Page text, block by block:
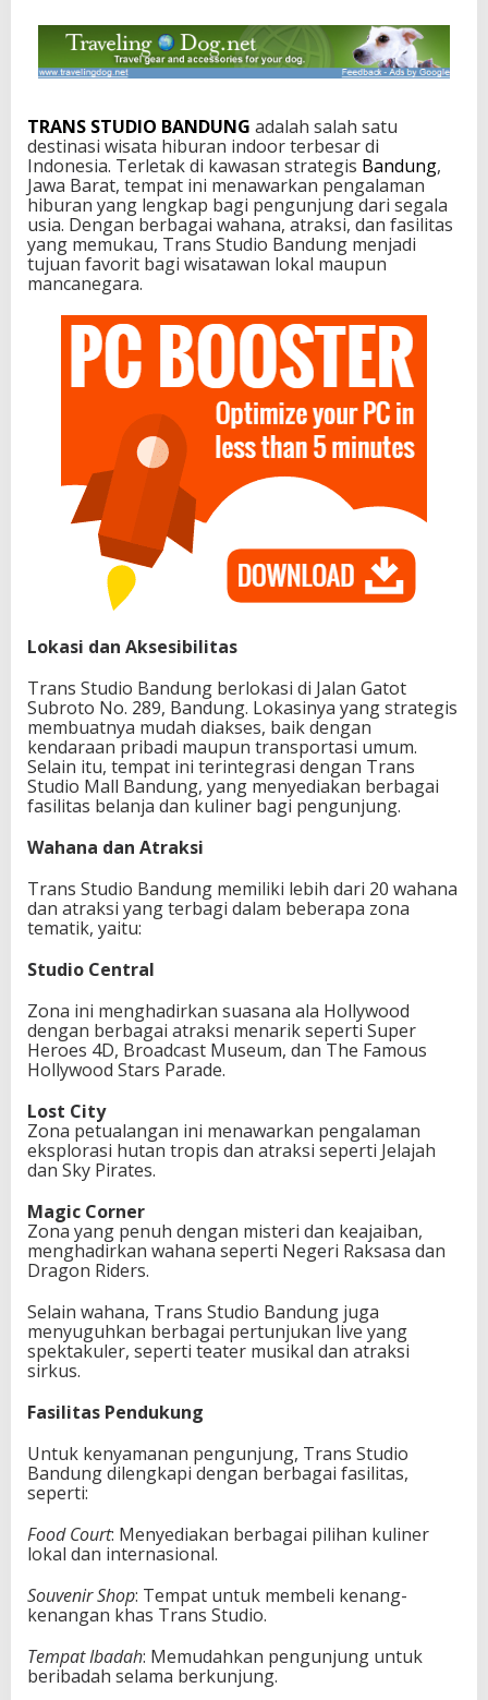
TRANS STUDIO BANDUNG adalah salah satu
destinasi wisata hiburan indoor terbesar di
Indonesia. Terletak di kawasan strategis Bandung,
Jawa Barat, tempat ini menawarkan pengalaman
hiburan yang lengkap bagi pengunjung dari segala
usia. Dengan berbagai wahana, atraksi, dan fasilitas
yang memukau, Trans Studio Bandung menjadi
tujuan favorit bagi wisatawan lokal maupun
mancanegara.
Lokasi dan Aksesibilitas
Trans Studio Bandung berlokasi di Jalan Gatot
Subroto No. 289, Bandung. Lokasinya yang strategis
membuatnya mudah diakses, baik dengan
kendaraan pribadi maupun transportasi umum.
Selain itu, tempat ini terintegrasi dengan Trans
Studio Mall Bandung, yang menyediakan berbagai
fasilitas belanja dan kuliner bagi pengunjung.
Wahana dan Atraksi
Trans Studio Bandung memiliki lebih dari 20 wahana
dan atraksi yang terbagi dalam beberapa zona
tematik, yaitu:
Studio Central
Zona ini menghadirkan suasana ala Hollywood
dengan berbagai atraksi menarik seperti Super
Heroes 4D, Broadcast Museum, dan The Famous
Hollywood Stars Parade.
Lost City
Zona petualangan ini menawarkan pengalaman
eksplorasi hutan tropis dan atraksi seperti Jelajah
dan Sky Pirates.
Magic Corner
Zona yang penuh dengan misteri dan keajaiban,
menghadirkan wahana seperti Negeri Raksasa dan
Dragon Riders.
Selain wahana, Trans Studio Bandung juga
menyuguhkan berbagai pertunjukan live yang
spektakuler, seperti teater musikal dan atraksi
sirkus.
Fasilitas Pendukung
Untuk kenyamanan pengunjung, Trans Studio
Bandung dilengkapi dengan berbagai fasilitas,
seperti:
Food Court: Menyediakan berbagai pilihan kuliner
lokal dan internasional.
Souvenir Shop: Tempat untuk membeli kenang-
kenangan khas Trans Studio.
Tempat Ibadah: Memudahkan pengunjung untuk
beribadah selama berkunjung.